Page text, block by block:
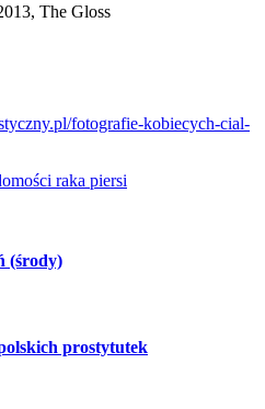
The Gloss
fotografie-kobiecych-cial-
raka piersi
(środy)
prostytutek